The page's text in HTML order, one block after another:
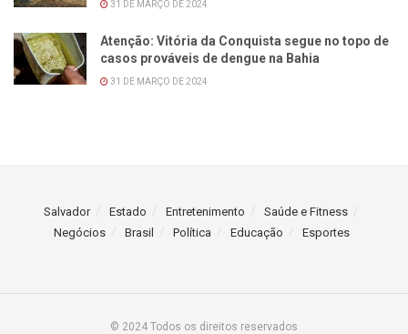
31 DE MARÇO DE 2024
Atenção: Vitória da Conquista segue no topo de
casos prováveis de dengue na Bahia
31 DE MARÇO DE 2024
Salvador Estado Entretenimento
Saúde e Fitness
Negócios
Brasil Política Educação Esportes
© 2024 Todos os direitos reservados